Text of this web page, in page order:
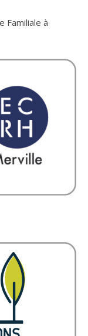
Familiale à